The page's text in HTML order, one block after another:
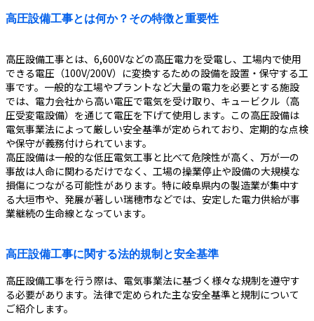
高圧設備工事とは何か？その特徴と重要性
高圧設備工事とは、6,600Vなどの高圧電力を受電し、工場内で使用
できる電圧（100V/200V）に変換するための設備を設置・保守する工
事です。一般的な工場やプラントなど大量の電力を必要とする施設
では、電力会社から高い電圧で電気を受け取り、キュービクル（高
圧受変電設備）を通じて電圧を下げて使用します。この高圧設備は
電気事業法によって厳しい安全基準が定められており、定期的な点検
や保守が義務付けられています。
高圧設備は一般的な低圧電気工事と比べて危険性が高く、万が一の
事故は人命に関わるだけでなく、工場の操業停止や設備の大規模な
損傷につながる可能性があります。特に岐阜県内の製造業が集中す
る大垣市や、発展が著しい瑞穂市などでは、安定した電力供給が事
業継続の生命線となっています。
高圧設備工事に関する法的規制と安全基準
高圧設備工事を行う際は、電気事業法に基づく様々な規制を遵守す
る必要があります。法律で定められた主な安全基準と規制について
ご紹介します。